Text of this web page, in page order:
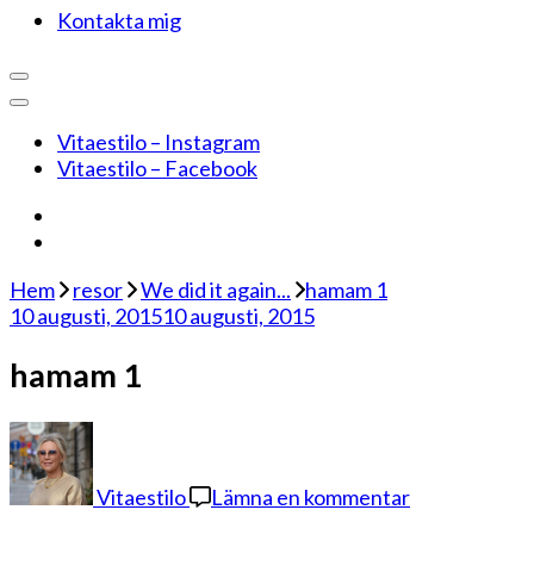
Kontakta mig
Vitaestilo – Instagram
Vitaestilo – Facebook
Hem resor We did it again...
hamam 1
10 augusti, 201510 augusti, 2015
hamam 1
Vitaestilo Lämna en kommentar